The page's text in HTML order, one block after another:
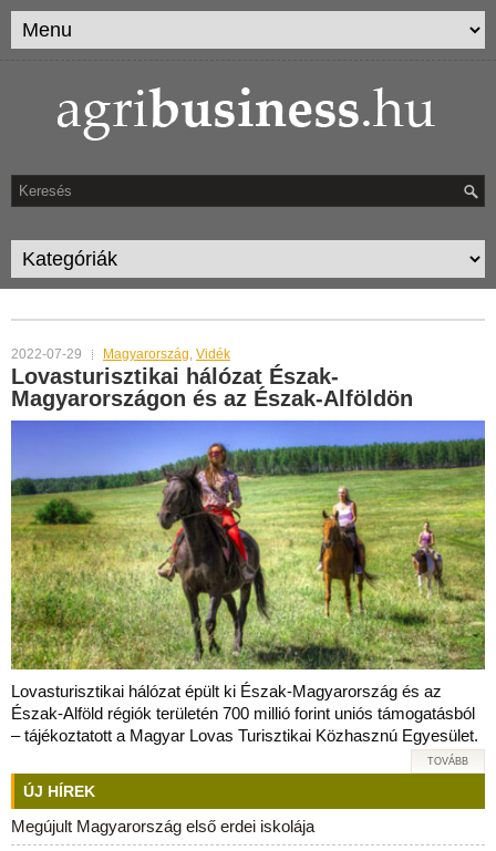
2022-07-29 Magyarország, Vidék
Lovasturisztikai hálózat Észak-
Magyarországon és az Észak-Alföldön
Lovasturisztikai hálózat épült ki Észak-Magyarország és az
Észak-Alföld régiók területén 700 millió forint uniós támogatásból
– tájékoztatott a Magyar Lovas Turisztikai Közhasznú Egyesület.
TOVÁBB
ÚJ HÍREK
Megújult Magyarország első erdei iskolája